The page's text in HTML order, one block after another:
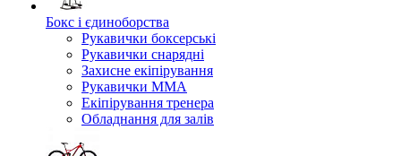
Бокс і єдиноборства
Рукавички боксерські
Рукавички снарядні
Захисне екіпірування
Рукавички ММА
Екіпірування тренера
Обладнання для залів